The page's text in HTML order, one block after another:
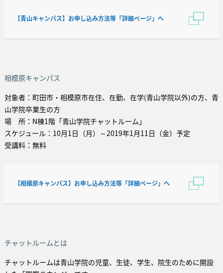
【青山キャンパス】お申し込み方法等「詳細ページ」へ
相模原キャンパス
対象者：町田市・相模原市在住、在勤、在学(青山学院以外)の方、青
山学院卒業生の方
場 所：N棟1階「青山学院チャットルーム」
スケジュール：10月1日（月）～2019年1月11日（金）予定
受講料：無料
【相模原キャンパス】お申し込み方法等「詳細ページ」へ
チャットルームとは
チャットルームは青山学院の児童、生徒、学生、院生のために開設